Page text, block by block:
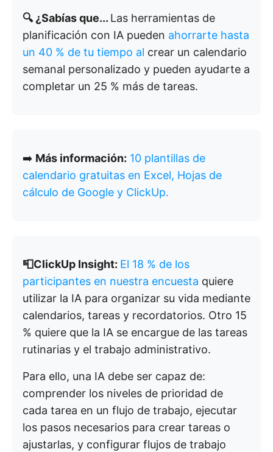
🔍 ¿Sabías que... Las herramientas de
planificación con IA pueden ahorrarte hasta
un 40 % de tu tiempo al crear un calendario
semanal personalizado y pueden ayudarte a
completar un 25 % más de tareas.
➡️ Más información: 10 plantillas de
calendario gratuitas en Excel, Hojas de
cálculo de Google y ClickUp.
📮ClickUp Insight: El 18 % de los
participantes en nuestra encuesta quiere
utilizar la IA para organizar su vida mediante
calendarios, tareas y recordatorios. Otro 15
% quiere que la IA se encargue de las tareas
rutinarias y el trabajo administrativo.
Para ello, una IA debe ser capaz de:
comprender los niveles de prioridad de
cada tarea en un flujo de trabajo, ejecutar
los pasos necesarios para crear tareas o
ajustarlas, y configurar flujos de trabajo